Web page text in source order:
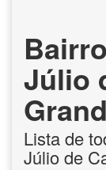
Júlio
Lista de
Júlio de